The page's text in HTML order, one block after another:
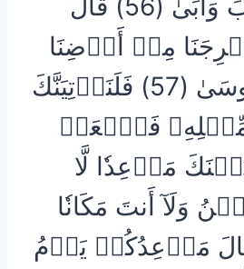
مِنۡ أَرۡضِنَا
بِسِحۡرِكَ يَٰمُوسَىٰ (57) فَلَنَأۡتِيَنَّكَ
فَٱجۡعَلۡ
مَوۡعِدٗا لَّا
وَلَآ أَنتَ مَكَانٗا
(58) قَالَ مَوۡعِدُكُمۡ يَوۡمُ